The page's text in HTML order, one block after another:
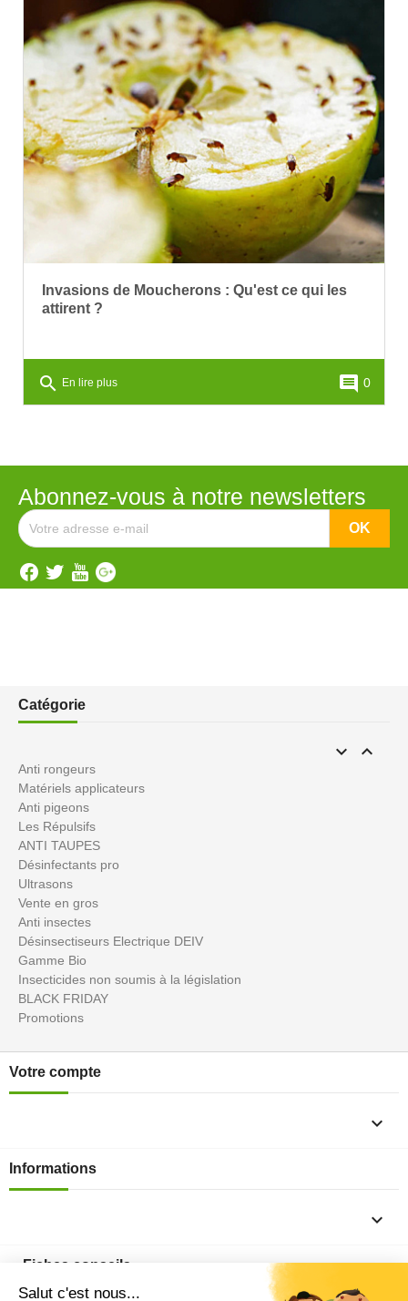
Invasions de Moucherons : Qu'est ce qui les
attirent ?
search En lire plus comment 0
Abonnez-vous à notre newsletters
Catégorie
 
Anti rongeurs
Matériels applicateurs
Anti pigeons
Les Répulsifs
ANTI TAUPES
Désinfectants pro
Ultrasons
Vente en gros
Anti insectes
Désinsectiseurs Electrique DEIV
Gamme Bio
Insecticides non soumis à la législation
BLACK FRIDAY
Promotions
Votre compte

Informations

Fiches conseils